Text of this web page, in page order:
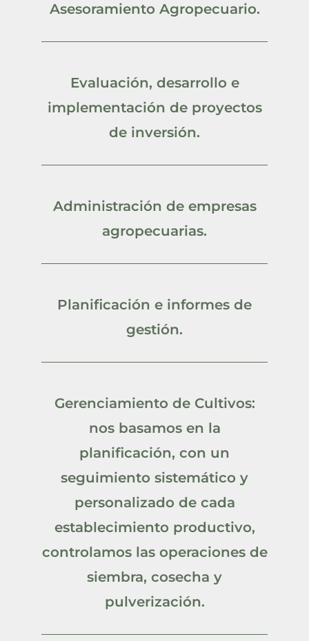
Asesoramiento Agropecuario.
Evaluación, desarrollo e
implementación de proyectos
de inversión.
Administración de empresas
agropecuarias.
Planificación e informes de
gestión.
Gerenciamiento de Cultivos:
nos basamos en la
planificación, con un
seguimiento sistemático y
personalizado de cada
establecimiento productivo,
controlamos las operaciones de
siembra, cosecha y
pulverización.